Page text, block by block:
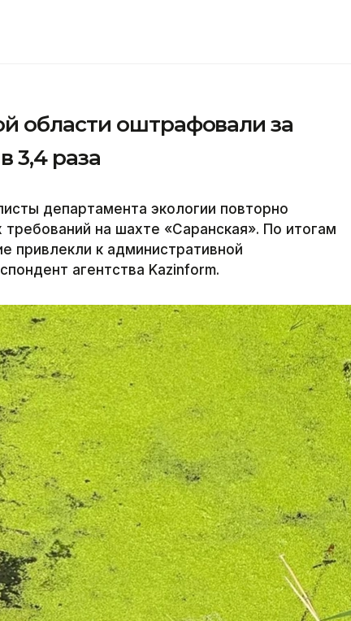
области оштрафовали за
3,4 раза
департамента экологии повторно
на шахте «Саранская». По итогам
привлекли к административной
агентства Kazinform.